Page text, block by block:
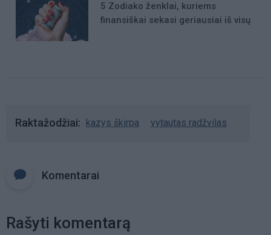
5 Zodiako ženklai, kuriems
finansiškai sekasi geriausiai iš visų
Raktažodžiai kazys škirpa vytautas radžvilas
Komentarai
Rašyti komentarą